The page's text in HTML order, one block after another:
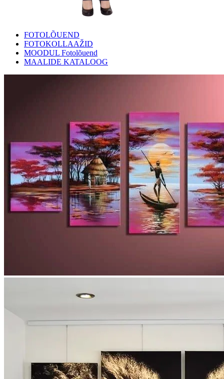
FOTOLÕUEND
FOTOKOLLAAŽID
MOODUL Fotolõuend
MAALIDE KATALOOG